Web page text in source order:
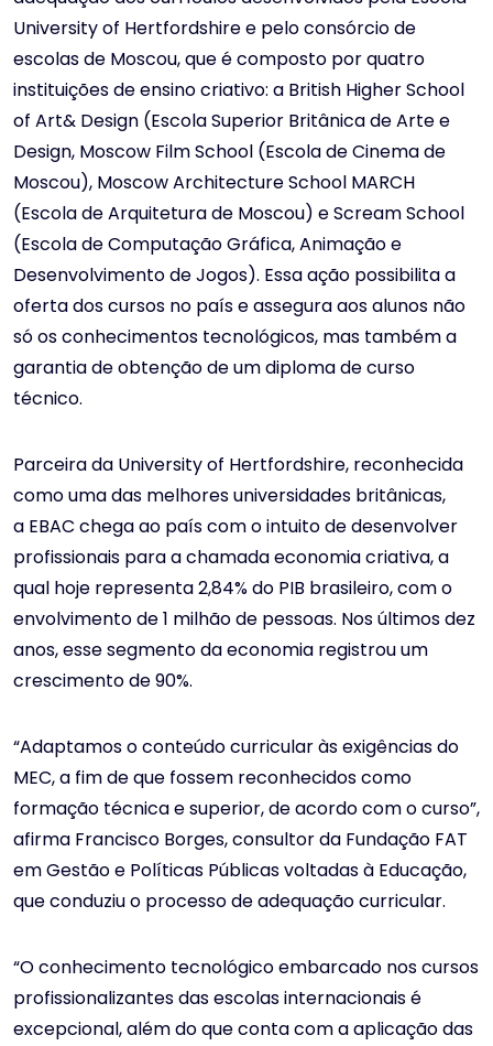
University of Hertfordshire e pelo consórcio de
escolas de Moscou, que é composto por quatro
instituições de ensino criativo: a British Higher School
of Art& Design (Escola Superior Britânica de Arte e
Design, Moscow Film School (Escola de Cinema de
Moscou), Moscow Architecture School MARCH
(Escola de Arquitetura de Moscou) e Scream School
(Escola de Computação Gráfica, Animação e
Desenvolvimento de Jogos). Essa ação possibilita a
oferta dos cursos no país e assegura aos alunos não
só os conhecimentos tecnológicos, mas também a
garantia de obtenção de um diploma de curso
técnico.
Parceira da University of Hertfordshire, reconhecida
como uma das melhores universidades britânicas,
a EBAC chega ao país com o intuito de desenvolver
profissionais para a chamada economia criativa, a
qual hoje representa 2,84% do PIB brasileiro, com o
envolvimento de 1 milhão de pessoas. Nos últimos dez
anos, esse segmento da economia registrou um
crescimento de 90%.
“Adaptamos o conteúdo curricular às exigências do
MEC, a fim de que fossem reconhecidos como
formação técnica e superior, de acordo com o curso”,
afirma Francisco Borges, consultor da Fundação FAT
em Gestão e Políticas Públicas voltadas à Educação,
que conduziu o processo de adequação curricular.
“O conhecimento tecnológico embarcado nos cursos
profissionalizantes das escolas internacionais é
excepcional, além do que conta com a aplicação das